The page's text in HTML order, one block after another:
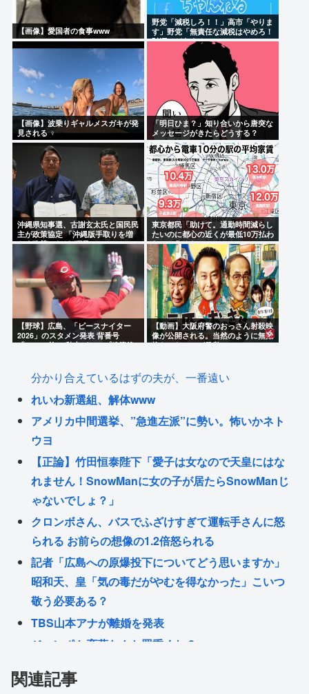
【画像】愛国者の食事www
野党「減税しろ！！」高市「やりま
す」野党「無責任な減税はやめろ！
財源はどうする 」
【画像】波乗りギャルメスガキが発
見される ‍♀
「明日ひま？」知り合いから唐突な
メッセージがきたらどうする？
沖縄県知事選、古謝玄太氏と国民民
主が政策協定 「沖縄版手取りを増
やす政策」など5項目
東京都民「助けて。通勤時間減らし
たいのに都心の近くが最低10万払わ
ないと住めないの」
【野球】広島、「ピースナイター
2026」のスタメン発表 背番号
「86」で統一 秋山がカープ移籍後
【動画】大阪府警のおっさん射殺映
像が公開される。当然のように無抵
抗だったことが発覚
分かり合えているはずの夫が、一番遠い
れいわ新選組、解体www
アメリカ中間選挙、”急進左派”に勢い。怖いかネト
ウヨ
【正論】竹田恒泰陛下「愛子は女なので天皇にはな
れません！SnowManに女の子が居たらSnowManじ
ゃないでしょ？」
クロンボさん、バスでふざけすぎて運転手さんに怒
られる お前らの想像の1.2倍怒られる
記者「広島への原爆投下についてどう思いますか」
昭和天、皇「気の毒だがやむを得なかった」こいつ
敬う必要ある？
TBS山本アナが離婚を発表
ジャンポケ斉藤なんか罪重くね？
あるとの世論調査が出てしまう
関連記事